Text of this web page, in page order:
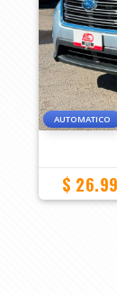
AUTOMATICO
$